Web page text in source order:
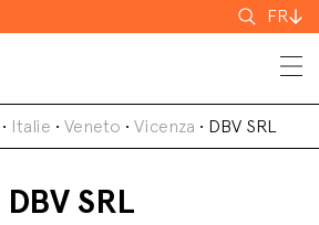
FR
• Italie • Veneto • Vicenza • DBV SRL
DBV SRL